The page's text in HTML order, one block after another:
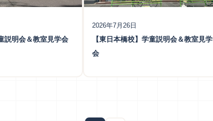
説明会＆教室見学会
2026年7月26日
【東日本橋校】学童説明会＆教室見学
会